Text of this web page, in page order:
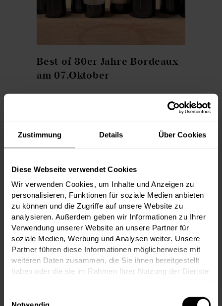
Zustimmung Details Über Cookies
Diese Webseite verwendet Cookies
Wir verwenden Cookies, um Inhalte und Anzeigen zu
personalisieren, Funktionen für soziale Medien anbieten
zu können und die Zugriffe auf unsere Website zu
analysieren. Außerdem geben wir Informationen zu Ihrer
Verwendung unserer Website an unsere Partner für
soziale Medien, Werbung und Analysen weiter. Unsere
Partner führen diese Informationen möglicherweise mit
weiteren Daten zusammen, die Sie ihnen bereitgestellt
haben oder die sie im Rahmen Ihrer Nutzung der Dienste
Best of 80er Jahre Bordeaux
am 07.Oktober
Von den ikonischen Premier Crus Château
Margaux, Château Haut-Brion und Château
Château d’Yquem versammelt dieses Tasting
zum Artikel 17.06.2026